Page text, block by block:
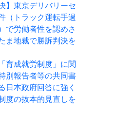
】東京デリバリーセ
（トラック運転手過
で労働者性を認めさ
ま地裁で勝訴判決を
育成就労制度」に関
別報告者等の共同書
日本政府回答に強く
度の抜本的見直しを